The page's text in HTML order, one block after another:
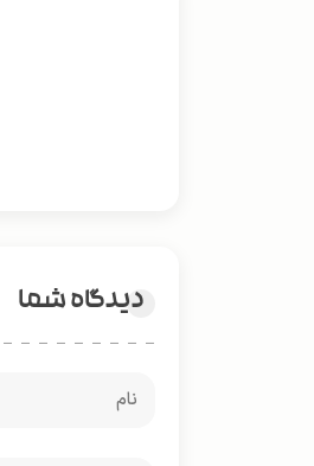
دیدگاه شما